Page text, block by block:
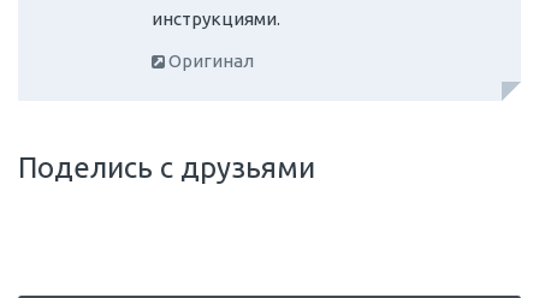
инструкциями.
Оригинал
Поделись с друзьями